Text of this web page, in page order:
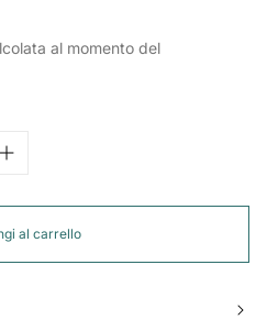
al momento del
al carrello